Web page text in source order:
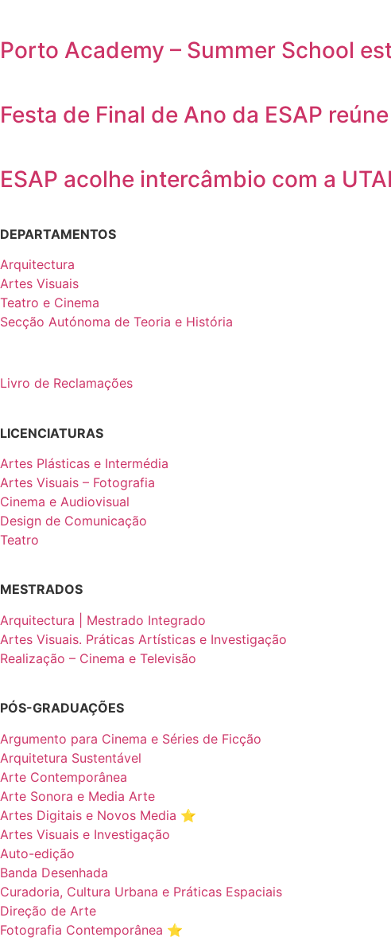
Porto Academy – Summer School
Festa de Final de Ano da ESAP
ESAP acolhe intercâmbio com a
DEPARTAMENTOS
Arquitectura
Artes Visuais
Teatro e Cinema
Secção Autónoma de Teoria e História
Livro de Reclamações
LICENCIATURAS
Artes Plásticas e Intermédia
Artes Visuais – Fotografia
Cinema e Audiovisual
Design de Comunicação
Teatro
MESTRADOS
Arquitectura | Mestrado Integrado
Artes Visuais. Práticas Artísticas e Investigação
Realização – Cinema e Televisão
PÓS-GRADUAÇÕES
Argumento para Cinema e Séries de Ficção
Arquitetura Sustentável
Arte Contemporânea
Arte Sonora e Media Arte
Artes Digitais e Novos Media ⭐️
Artes Visuais e Investigação
Auto-edição
Banda Desenhada
Curadoria, Cultura Urbana e Práticas Espaciais
Direção de Arte
Fotografia Contemporânea ⭐️